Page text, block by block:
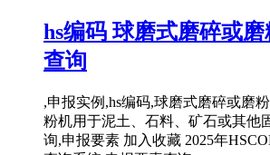
hs编码 球磨式磨碎或磨
查询
,申报实例,hs编码,球磨式磨碎或磨
粉机用于泥土、石料、矿石或其他
询,申报要素 加入收藏 2025年